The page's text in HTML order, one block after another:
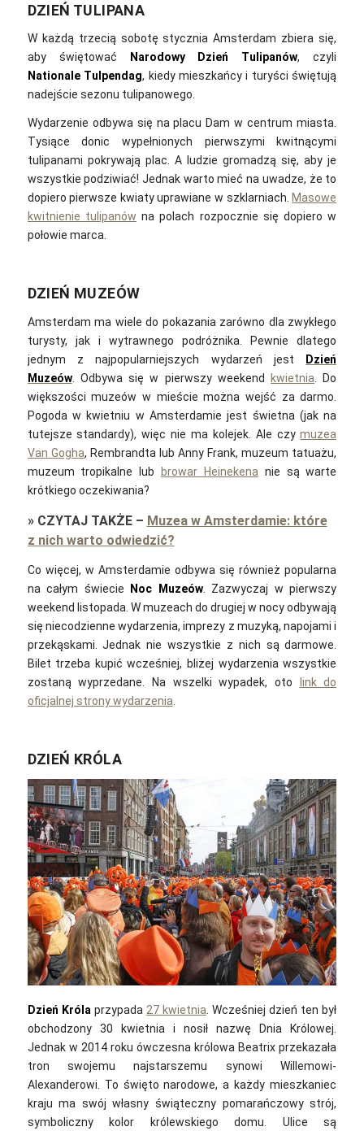
DZIEŃ TULIPANA
W każdą trzecią sobotę stycznia Amsterdam zbiera się,
aby świętować
Narodowy Dzień Tulipanów, czyli
Nationale Tulpendag, kiedy mieszkańcy i turyści świętują
nadejście sezonu tulipanowego.
Wydarzenie odbywa się na placu Dam w centrum miasta.
Tysiące donic wypełnionych pierwszymi kwitnącymi
tulipanami pokrywają plac. A ludzie gromadzą się, aby je
wszystkie podziwiać! Jednak warto mieć na uwadze, że to
dopiero pierwsze kwiaty uprawiane w szklarniach. Masowe
kwitnienie tulipanów na polach rozpocznie się dopiero w
połowie marca.
DZIEŃ MUZEÓW
Amsterdam ma wiele do pokazania zarówno dla zwykłego
turysty, jak i wytrawnego podróżnika. Pewnie dlatego
jednym z najpopularniejszych wydarzeń jest
Dzień
Muzeów. Odbywa się w pierwszy weekend kwietnia. Do
większości muzeów w mieście można wejść za darmo.
Pogoda w kwietniu w Amsterdamie jest świetna (jak na
tutejsze standardy), więc nie ma kolejek. Ale czymuzea
Van Gogha, Rembrandta lub Anny Frank, muzeum tatuażu,
muzeum tropikalne lub
browar Heinekenanie są warte
krótkiego oczekiwania?
» CZYTAJ TAKŻE– Muzea w Amsterdamie: które
z nich warto odwiedzić?
Co więcej, w Amsterdamie odbywa się również popularna
na całym świecie
Noc Muzeów. Zazwyczaj w pierwszy
weekend listopada. W muzeach do drugiej w nocy odbywają
się niecodzienne wydarzenia, imprezy z muzyką, napojami i
przekąskami. Jednak nie wszystkie z nich są darmowe.
Bilet trzeba kupić wcześniej, bliżej wydarzenia wszystkie
zostaną wyprzedane. Na wszelki wypadek, oto
link do
oficjalnej strony wydarzenia.
DZIEŃ KRÓLA
Dzień Króla przypada 27 kwietnia . Wcześniej dzień ten był
obchodzony 30 kwietnia i nosił nazwę Dnia Królowej.
Jednak w 2014 roku ówczesna królowa Beatrix przekazała
tron swojemu najstarszemu synowi Willemowi-
Alexanderowi. To święto narodowe, a każdy mieszkaniec
kraju ma swój własny świąteczny pomarańczowy strój,
symboliczny kolor królewskiego domu. Ulice są